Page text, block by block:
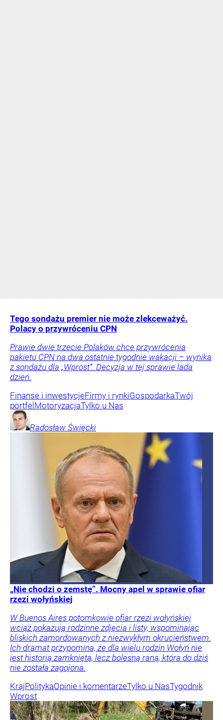
Tego sondażu premier nie może zlekceważyć.
Polacy o przywróceniu CPN
Prawie dwie trzecie Polaków chce przywrócenia
pakietu CPN na dwa ostatnie tygodnie wakacji – wynika
z sondażu dla „Wprost”. Decyzja w tej sprawie lada
dzień.
Finanse i inwestycjeFirmy i rynkiGospodarkaTwój
portfel MotoryzacjaTylko u Nas
Radosław Święcki
„Nie chodzi o zemstę”. Mocny apel w sprawie ofiar
rzezi wołyńskiej
W Buenos Aires potomkowie ofiar rzezi wołyńskiej
wciąż pokazują rodzinne zdjęcia i listy, wspominając
bliskich zamordowanych z niezwykłym okrucieństwem.
Ich dramat przypomina, że dla wielu rodzin Wołyń nie
jest historią zamkniętą, lecz bolesną raną, która do dziś
nie została zagojona.
KrajPolitykaOpinie i komentarzeTylko u NasTygodnik
Wprost